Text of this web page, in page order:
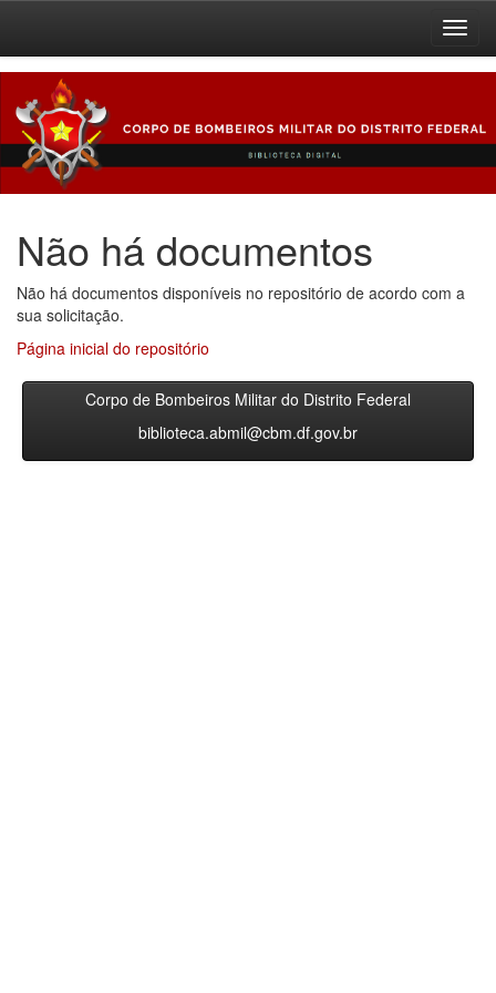
navigation
Não há documentos
Não há documentos disponíveis no repositório de acordo com a
sua solicitação.
Página inicial do repositório
Corpo de Bombeiros Militar do Distrito Federal
biblioteca.abmil@cbm.df.gov.br